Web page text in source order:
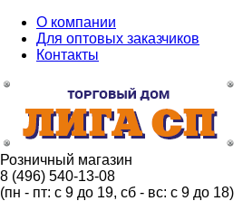
О компании
Для оптовых заказчиков
Контакты
Розничный магазин
8 (496) 540-13-08
(пн - пт: с 9 до 19, сб - вс: с 9 до 18)